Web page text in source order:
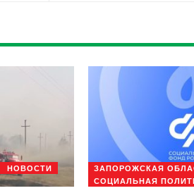
НОВОСТИ
ЗАПОРОЖСКАЯ
СОЦИАЛЬНАЯ